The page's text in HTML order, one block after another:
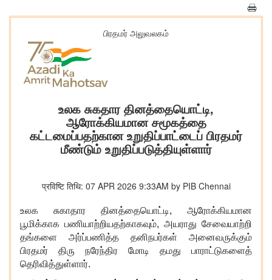
பிரதமர் அலுவலகம்
உலக சுகதார தினத்தையொட்டி,
ஆரோக்கியமான சமூகத்தை
கட்டமைப்பதற்கான உறுதிப்பாட்டைப் பிரதமர்
மீண்டும் உறுதிப்படுத்தியுள்ளார்
प्रविष्टि तिथि: 07 APR 2026 9:33AM by PIB Chennai
உலக சுகாதார தினத்தையொட்டி, ஆரோக்கியமான
பூமிக்காக பணியாற்றியதற்காகவும், அயராது சேவையாற்றி
தங்களை அர்ப்பணித்த தனிநபர்கள் அனைவருக்கும்
பிரதமர் திரு நரேந்திர மோடி தமது பாராட்டுகளைத்
தெரிவித்துள்ளார்.